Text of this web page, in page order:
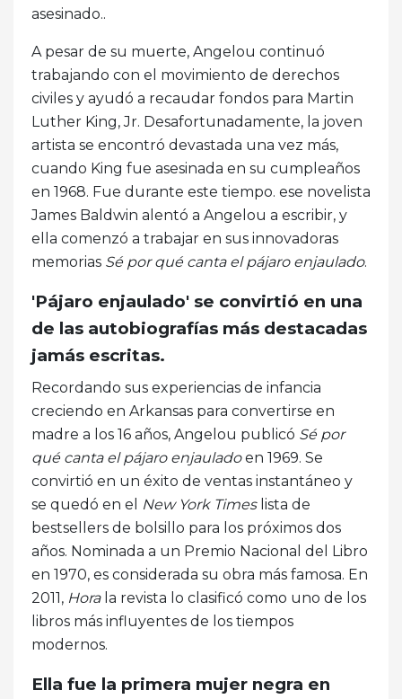
asesinado..
A pesar de su muerte, Angelou continuó
trabajando con el movimiento de derechos
civiles y ayudó a recaudar fondos para Martin
Luther King, Jr. Desafortunadamente, la joven
artista se encontró devastada una vez más,
cuando King fue asesinada en su cumpleaños
en 1968. Fue durante este tiempo. ese novelista
James Baldwin alentó a Angelou a escribir, y
ella comenzó a trabajar en sus innovadoras
memorias Sé por qué canta el pájaro enjaulado.
'Pájaro enjaulado' se convirtió en una
de las autobiografías más destacadas
jamás escritas.
Recordando sus experiencias de infancia
creciendo en Arkansas para convertirse en
madre a los 16 años, Angelou publicó Sé por
qué canta el pájaro enjauladoen 1969. Se
convirtió en un éxito de ventas instantáneo y
se quedó en el
New York Timeslista de
bestsellers de bolsillo para los próximos dos
años. Nominada a un Premio Nacional del Libro
en 1970, es considerada su obra más famosa. En
2011, Horala revista lo clasificó como uno de los
libros más influyentes de los tiempos
modernos.
Ella fue la primera mujer negra en